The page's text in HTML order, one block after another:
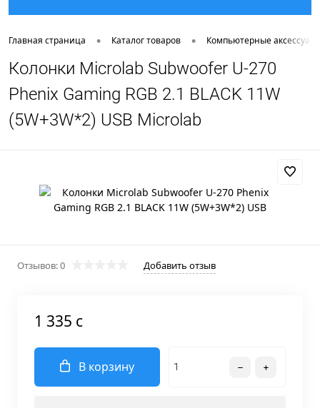
Главная страница • Каталог товаров • Компьютерные
Колонки Microlab Subwoofer U-270
Phenix Gaming RGB 2.1 BLACK 11W
(5W+3W*2) USB Microlab
Отзывов: 0 Добавить отзыв
1 335 c
В корзину